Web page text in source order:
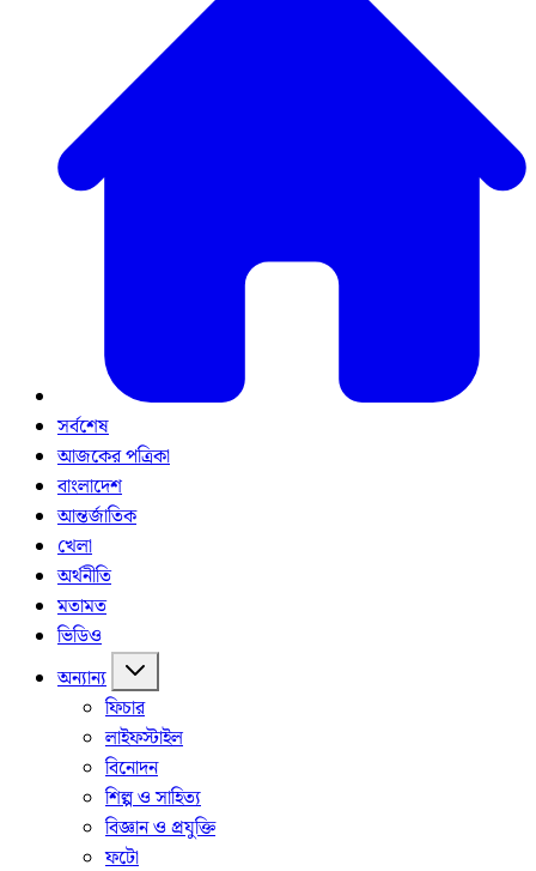
সর্বশেষ
আজকের পত্রিকা
বাংলাদেশ
আন্তর্জাতিক
খেলা
অর্থনীতি
মতামত
ভিডিও
অন্যান্য
ফিচার
লাইফস্টাইল
বিনোদন
শিল্প ও সাহিত্য
বিজ্ঞান ও প্রযুক্তি
ফটো